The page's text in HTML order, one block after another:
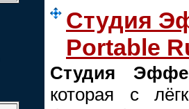
Студия
Portable
Студия
которая с